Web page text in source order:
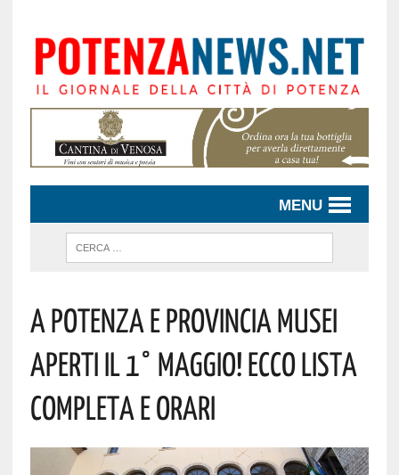
MENU
A Potenza E Provincia Musei
Aperti Il 1° Maggio! Ecco Lista
Completa E Orari